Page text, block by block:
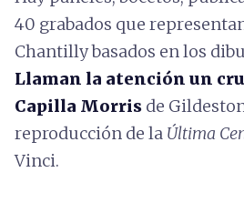
40 grabados que
Chantilly basados en los
Llaman la atención un
Capilla Morris de
reproducción de la Última
Vinci.